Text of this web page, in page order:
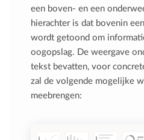
een boven- en een
hierachter is dat bovenin
wordt getoond om
oogopslag. De weergave
tekst bevatten, voor
zal de volgende mogelijke
meebrengen: